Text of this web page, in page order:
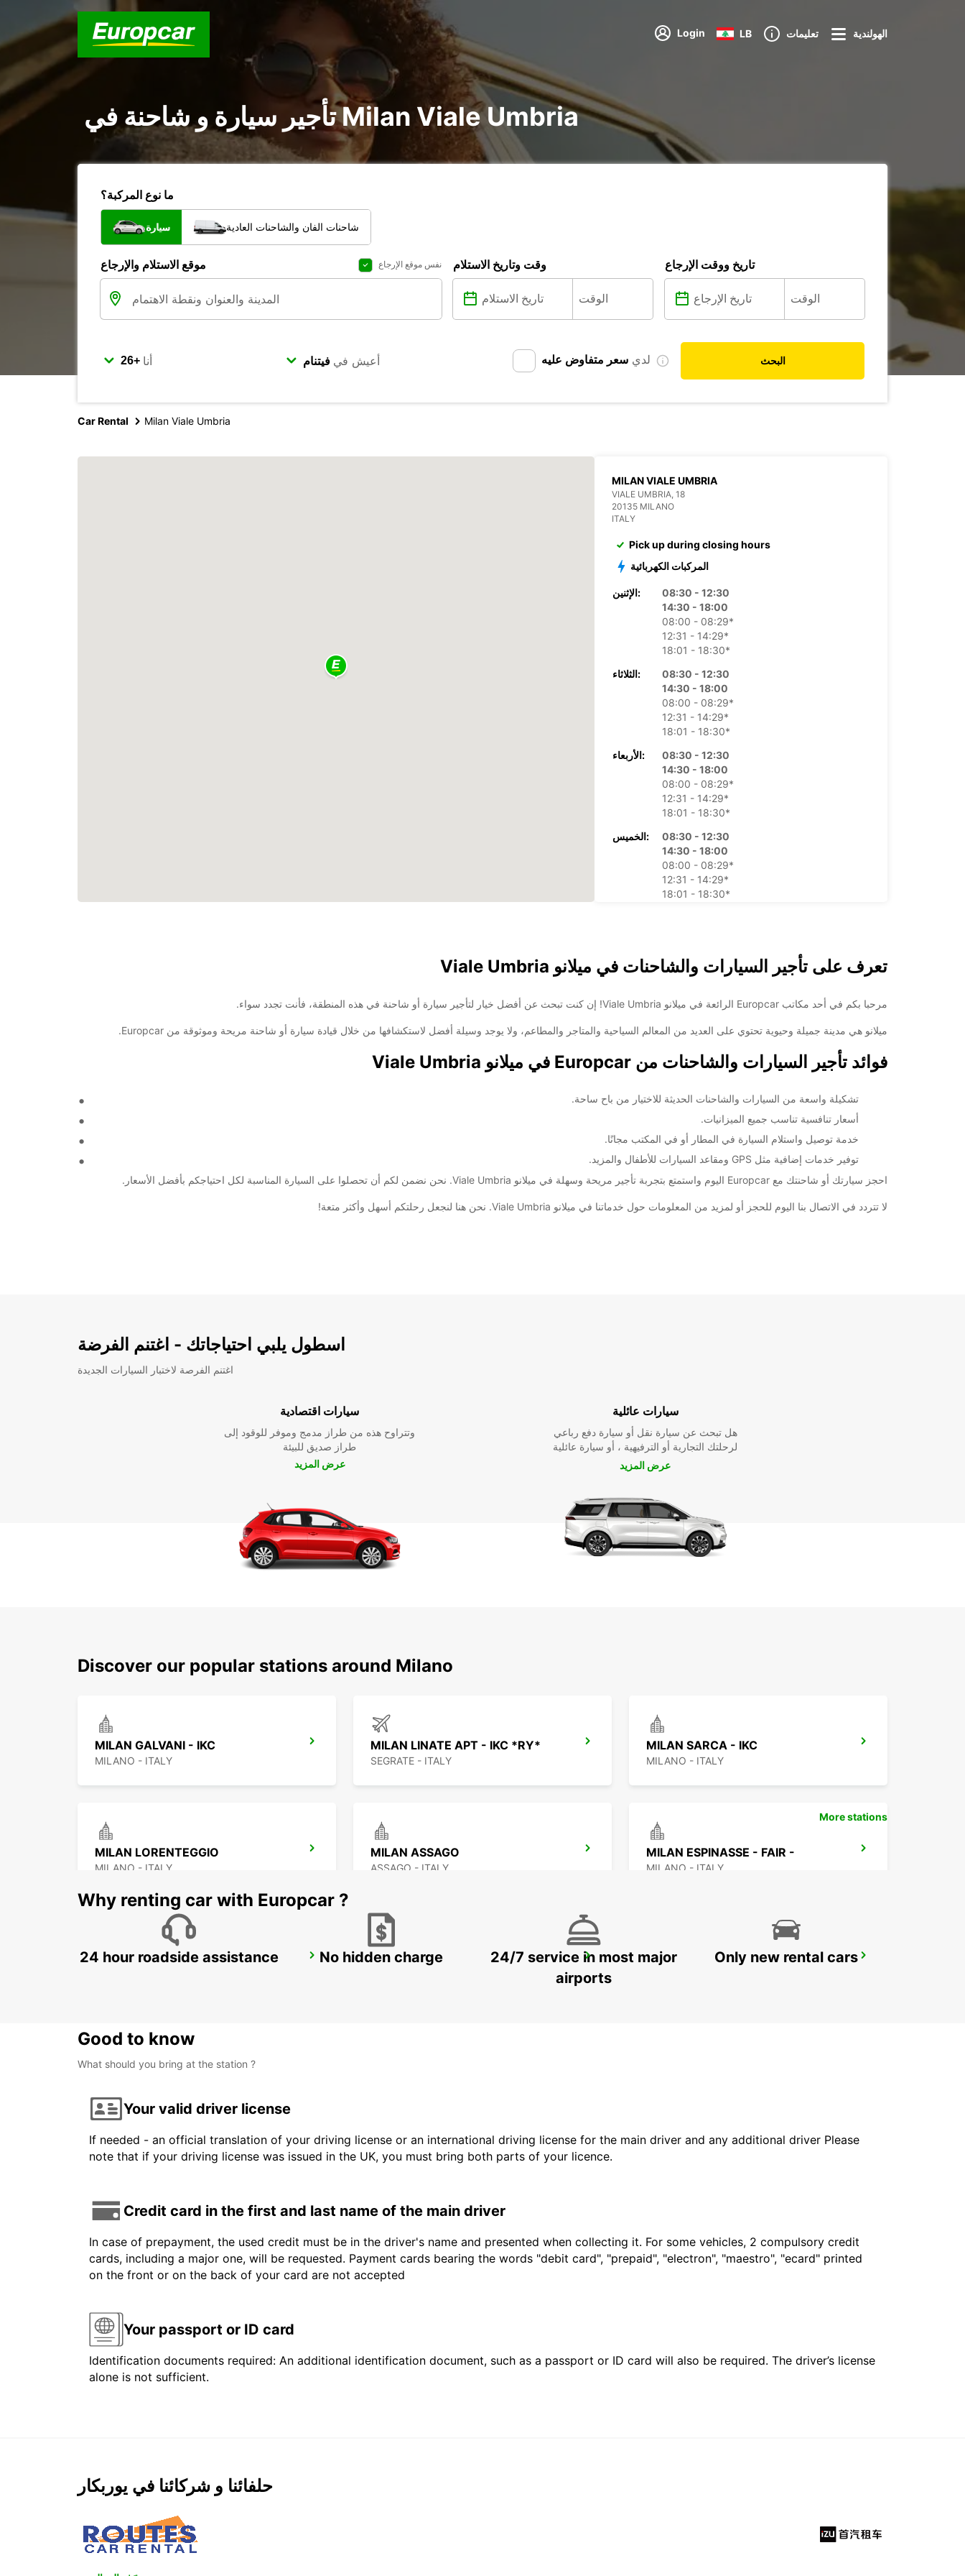
Login LB تعليمات الهولندية
تأجير سيارة و شاحنة في Milan Viale Umbria
ما نوع المركبة؟
سيارة شاحنات الفان والشاحنات العادية
موقع الاستلام والإرجاع نفس موقع الإرجاع وقت وتاريخ الاستلام تاريخ ووقت الإرجاع
أنا أعيش في لدي سعر متفاوض عليه البحث
Car Rental Milan Viale Umbria
MILAN VIALE UMBRIA
VIALE UMBRIA, 18
20135 MILANO
ITALY
Pick up during closing hours
المركبات الكهربائية
الإثنين:
08:30 - 12:30
14:30 - 18:00
08:00 - 08:29*
12:31 - 14:29*
18:01 - 18:30*
الثلاثاء:
08:30 - 12:30
14:30 - 18:00
08:00 - 08:29*
12:31 - 14:29*
18:01 - 18:30*
الأربعاء:
08:30 - 12:30
14:30 - 18:00
08:00 - 08:29*
12:31 - 14:29*
18:01 - 18:30*
الخميس:
08:30 - 12:30
14:30 - 18:00
08:00 - 08:29*
12:31 - 14:29*
18:01 - 18:30*
12:31 - 14:29*
18:01 - 18:30*
08:30 - 12:00
08:00 - 08:29*
الأحد:
مغلق
*برسوم إضافية
These opening hours may vary due to public holidays.
+39 (02) 54123371
خط سير الرحلة
تعرف على تأجير السيارات والشاحنات في ميلانو Viale Umbria
مرحبا بكم في أحد مكاتب Europcar الرائعة في ميلانو Viale Umbria! إن كنت تبحث عن أفضل خيار لتأجير سيارة أو شاحنة في هذه المنطقة، فأنت تجدد سواء.
ميلانو هي مدينة جميلة وحيوية تحتوي على العديد من المعالم السياحية والمتاجر والمطاعم، ولا يوجد وسيلة أفضل لاستكشافها من خلال قيادة سيارة أو شاحنة مريحة وموثوقة من Europcar.
فوائد تأجير السيارات والشاحنات من Europcar في ميلانو Viale Umbria
تشكيلة واسعة من السيارات والشاحنات الحديثة للاختيار من باح ساحة.
أسعار تنافسية تناسب جميع الميزانيات.
خدمة توصيل واستلام السيارة في المطار أو في المكتب مجانًا.
توفير خدمات إضافية مثل GPS ومقاعد السيارات للأطفال والمزيد.
احجز سيارتك أو شاحنتك مع Europcar اليوم واستمتع بتجربة تأجير مريحة وسهلة في ميلانو Viale Umbria. نحن نضمن لكم أن تحصلوا على السيارة المناسبة لكل احتياجكم بأفضل الأسعار.
لا تتردد في الاتصال بنا اليوم للحجز أو لمزيد من المعلومات حول خدماتنا في ميلانو Viale Umbria. نحن هنا لنجعل رحلتكم أسهل وأكثر متعة!
اسطول يلبي احتياجاتك - اغتنم الفرضة
اغتنم الفرصة لاختبار السيارات الجديدة
سيارات اقتصادية
وتتراوح هذه من طراز مدمج وموفر للوقود إلى
طراز صديق للبيئة
عرض المزيد
سيارات عائلية
هل تبحث عن سيارة نقل أو سيارة دفع رباعي
لرحلتك التجارية أو الترفيهية ، أو سيارة عائلية
عرض المزيد
Discover our popular stations around Milano
MILAN GALVANI - IKC
MILANO - ITALY
MILAN LINATE APT - IKC *RY*
SEGRATE - ITALY
MILAN SARCA - IKC
MILANO - ITALY
MILAN LORENTEGGIO
MILANO - ITALY
MILAN ASSAGO
ASSAGO - ITALY
MILAN ESPINASSE - FAIR -
MILANO - ITALY
MONZA LODI PAVIA
More stations
Why renting car with Europcar ?
24 hour roadside assistance No hidden charge
24/7 service in most major
airports
Only new rental cars
Good to know
What should you bring at the station ?
Your valid driver license
If needed - an official translation of your driving license or an international driving license for the main driver and any additional driver Please
note that if your driving license was issued in the UK, you must bring both parts of your licence.
Credit card in the first and last name of the main driver
In case of prepayment, the used credit must be in the driver's name and presented when collecting it. For some vehicles, 2 compulsory credit
cards, including a major one, will be requested. Payment cards bearing the words "debit card", "prepaid", "electron", "maestro", "ecard" printed
on the front or on the back of your card are not accepted
Your passport or ID card
Identification documents required: An additional identification document, such as a passport or ID card will also be required. The driver’s license
alone is not sufficient.
حلفائنا و شركائنا في يوربكار